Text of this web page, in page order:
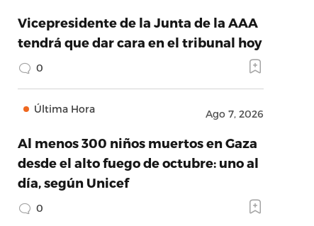
Vicepresidente de la Junta de la AAA
tendrá que dar cara en el tribunal hoy
0
Última Hora Ago 7, 2026
Al menos 300 niños muertos en Gaza
desde el alto fuego de octubre: uno al
día, según Unicef
0